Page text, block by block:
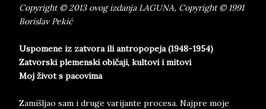
Copyright © 2013 ovog izdanja LAGUNA, Copyright © 1991
Borislav Pekić
Uspomene iz zatvora ili antropopeja (1948-1954)
Zatvorski plemenski običaji, kultovi i mitovi
Moj život s pacovima
Zamišljao sam i druge varijante procesa. Najpre moje